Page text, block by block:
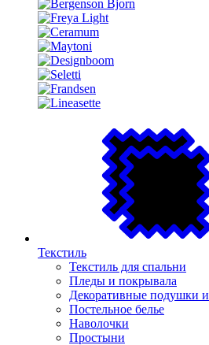
Текстиль
Текстиль для спальни
Пледы и покрывала
Декоративные подушки
Постельное белье
Наволочки
Простыни